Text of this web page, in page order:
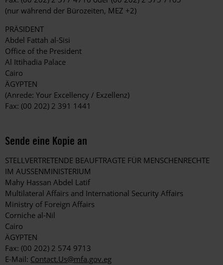
(nur während der Bürozeiten, MEZ +2)
PRÄSIDENT
Abdel Fattah al-Sisi
Office of the President
Al Ittihadia Palace
Cairo
ÄGYPTEN
(Anrede: Your Excellency / Exzellenz)
Fax: (00 202) 2 391 1441
Sende eine Kopie an
STELLVERTRETENDE BEAUFTRAGTE FÜR MENSCHENRECHTE
IM AUSSENMINISTERIUM
Mahy Hassan Abdel Latif
Multilateral Affairs and International Security Affairs
Ministry of Foreign Affairs
Corniche al-Nil
Cairo
ÄGYPTEN
Fax: (00 202) 2 574 9713
E-Mail: Contact.Us@mfa.gov.eg